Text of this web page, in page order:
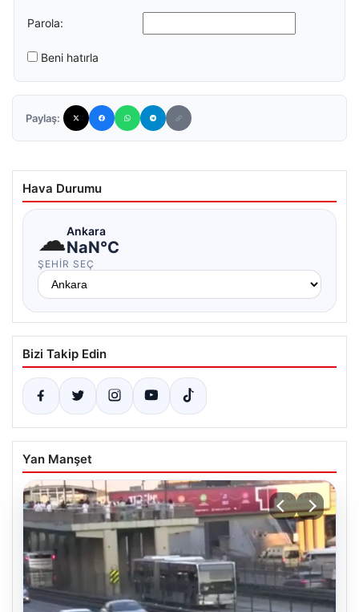
Parola:
Beni hatırla
Paylaş:
Hava Durumu
☁Ankara
NaN°C
ŞEHIR SEÇ
Bizi Takip Edin
Yan Manşet